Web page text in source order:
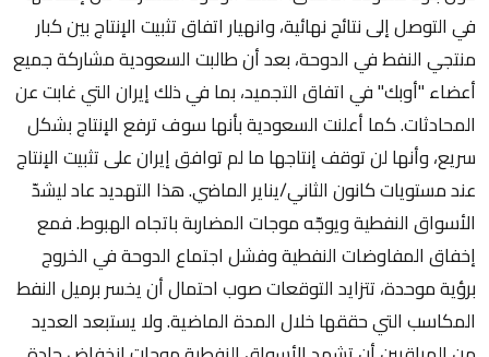
في التوصل إلى نتائج نهائية، وانهيار اتفاق تثبيت الإنتاج بين كبار
منتجي النفط في الدوحة، بعد أن طالبت السعودية مشاركة جميع
أعضاء "أوبك" في اتفاق التجميد، بما في ذلك إيران التي غابت عن
المحادثات. كما أعلنت السعودية بأنها سوف ترفع الإنتاج بشكل
سريع، وأنها لن توقف إنتاجها ما لم توافق إيران على تثبيت الإنتاج
عند مستويات كانون الثاني/يناير الماضي. هذا التهديد عاد ليشدّ
الأسواق النفطية ويوجّه موجات المضاربة باتجاه الهبوط. فمع
إخفاق المفاوضات النفطية وفشل اجتماع الدوحة في الخروج
برؤية موحدة، تتزايد التوقعات صوب احتمال أن يخسر برميل النفط
المكاسب التي حققها خلال المدة الماضية. ولا يستبعد العديد